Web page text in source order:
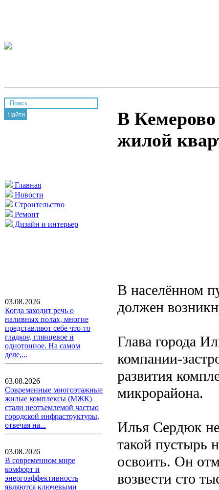
Найти
Главная
Новости
Строительство
Ремонт
Дизайн и интерьер
03.08.2026
Когда заходит речь о
наливных полах, многие
представляют себе что-то
гладкое, глянцевое и
однотонное. На самом
деле,...
03.08.2026
Современные многоэтажные
жилые комплексы (МЖК)
стали неотъемлемой частью
городской инфраструктуры,
отвечая на...
03.08.2026
В современном мире
комфорт и
энергоэффективность
являются ключевыми
В
жилой
В населённом
должен
Глава города
компании-
развития
микрорайона.
Илья Сердюк не
такой пустырь
освоить. Он
возвести сто